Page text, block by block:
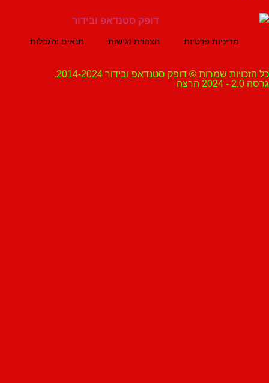
מדיניות פרטיות הצהרת נגישות תנאים והגבלות
שמרות © דופק סטנדאפ ובידור 2014-2024.